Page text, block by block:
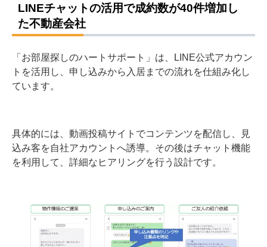
LINEチャットの活用で成約数が40件増加し
た不動産会社
「お部屋探しのハートサポート」は、LINE公式アカウン
トを活用し、申し込みから入居までの流れを仕組み化し
ています。
具体的には、動画投稿サイトでコンテンツを配信し、見
込み客を自社アカウントへ誘導。その後はチャット機能
を利用して、詳細なヒアリングを行う設計です。